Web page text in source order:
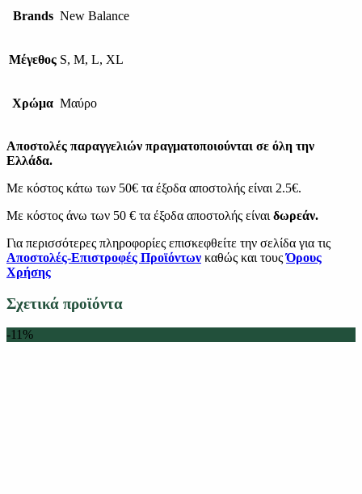
Brands New Balance
Μέγεθος S, M, L, XL
Χρώμα Μαύρο
Αποστολές παραγγελιών πραγματοποιούνται σε όλη την
Ελλάδα.
Με κόστος κάτω των 50€ τα έξοδα αποστολής είναι 2.5€.
Με κόστος άνω των 50 € τα έξοδα αποστολής είναι δωρεάν.
Για περισσότερες πληροφορίες επισκεφθείτε την σελίδα για τις
Αποστολές-Επιστροφές Προϊόντων καθώς και τουςΌρους
Χρήσης
Σχετικά προϊόντα
-11%